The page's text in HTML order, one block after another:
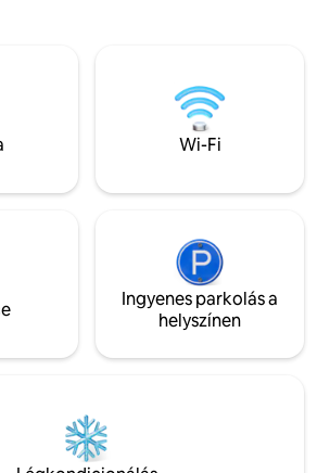
- Smart TV -
el.
semmi, akkor ez
Wi-Fi
Ingyenes parkolás a
helyszínen